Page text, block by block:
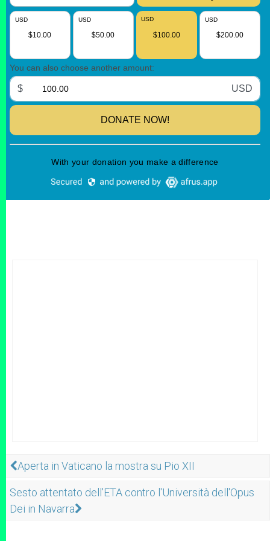
Aperta in Vaticano la mostra su Pio XII
Sesto attentato dell'ETA contro l'Università dell'Opus
Dei in Navarra